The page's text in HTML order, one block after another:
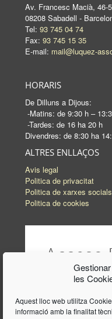
les
Aquest lloc web utilitza
informació amb la finalitat
Av. Francesc Macià, 46-
08208 Sabadell -
Tel: 93 745 04 74
Fax: 93 745 15 35
E-mail: mail@luquez-
HORARIS
De Dilluns a Dijous:
-Matins: de 9:30 h –
-Tardes: de 16 ha 20 h
Divendres: de 8:30 ha
ALTRES ENLLAÇOS
Avis legal
Politica de privacitat
Politica de xarxes socials
Politica de cookies